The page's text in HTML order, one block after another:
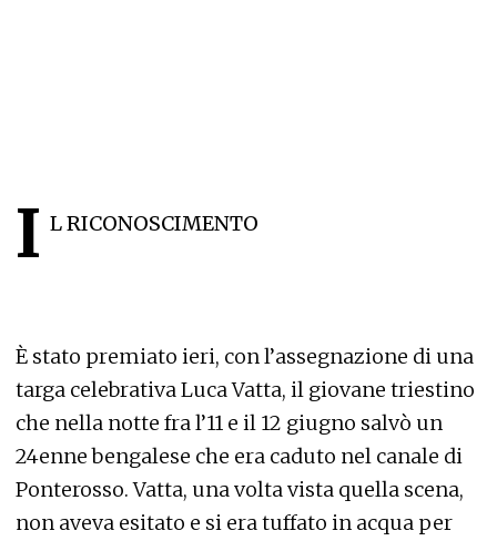
I L RICONOSCIMENTO
È stato premiato ieri, con l’assegnazione di una
targa celebrativa Luca Vatta, il giovane triestino
che nella notte fra l’11 e il 12 giugno salvò un
24enne bengalese che era caduto nel canale di
Ponterosso. Vatta, una volta vista quella scena,
non aveva esitato e si era tuffato in acqua per